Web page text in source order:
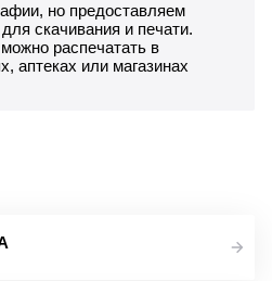
но предоставляем
скачивания и печати.
распечатать в
аптеках или магазинах